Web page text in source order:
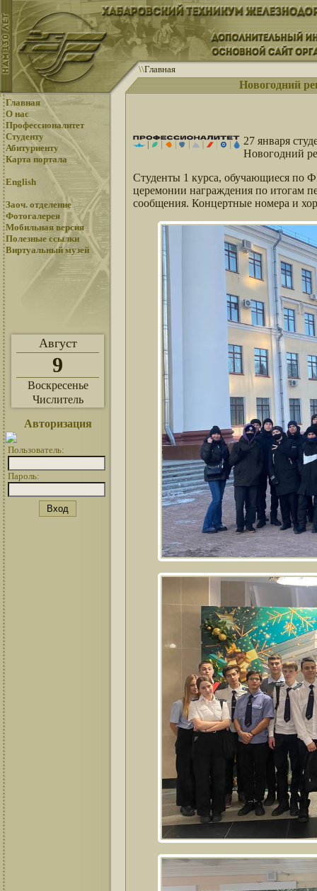
\\Главная
Новогодний
Главная
О нас
Профессионалитет
Студенту
Абитуриенту
Карта портала
English
Заоч. отделение
Фотогалерея
Мобильная версия
Полезные ссылки
Виртуальный музей
Август
9
Воскресенье
Числитель
Авторизация
Пользователь:
Пароль:
27 января
Новогодний
Студенты 1 курса, обучающиеся по
церемонии награждения по итогам
сообщения. Концертные номера и